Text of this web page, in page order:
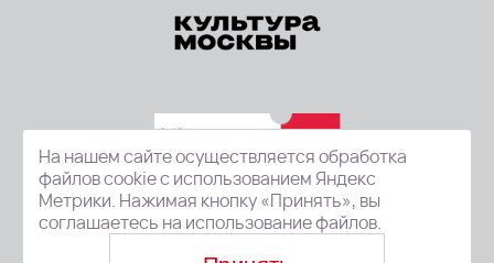
На нашем сайте осуществляется обработка
файлов cookie с использованием Яндекс
Метрики. Нажимая кнопку «Принять», вы
соглашаетесь на использование файлов.